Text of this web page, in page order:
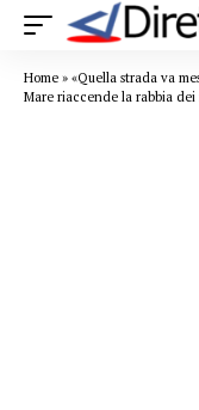
Home » «Quella strada va
Mare riaccende la rabbia